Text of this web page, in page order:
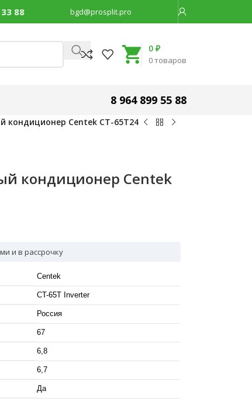
88 bgd@prosplit.pro
0товаров
0 ₽
8 964 899 55 88
кондиционер Centek CT-65T24
кондиционер Centek
и в рассрочку
Centek
CT-65T Inverter
Россия
67
6,8
6,7
Да